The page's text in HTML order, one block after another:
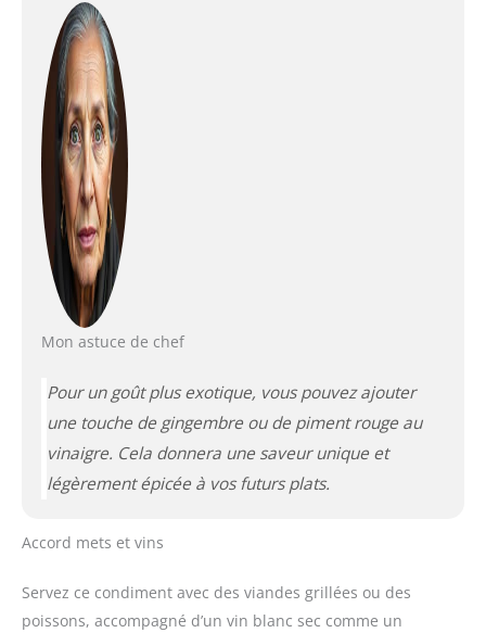
Mon astuce de chef
Pour un goût plus exotique, vous pouvez ajouter
une touche de gingembre ou de piment rouge au
vinaigre. Cela donnera une saveur unique et
légèrement épicée à vos futurs plats.
Accord mets et vins
Servez ce condiment avec des viandes grillées ou des
poissons, accompagné d’un vin blanc sec comme un